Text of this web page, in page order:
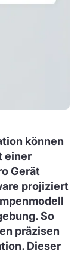
können
einer
Gerät
projiziert
So
präzisen
Dieser